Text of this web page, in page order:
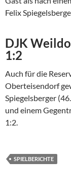
Felix
DJK
1:2
Auch für die
Oberteisendorf
Spiegelsberger
und einem
1:2.
SPIELBERICHTE